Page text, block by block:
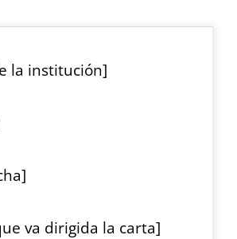
la institución]
va dirigida la carta]